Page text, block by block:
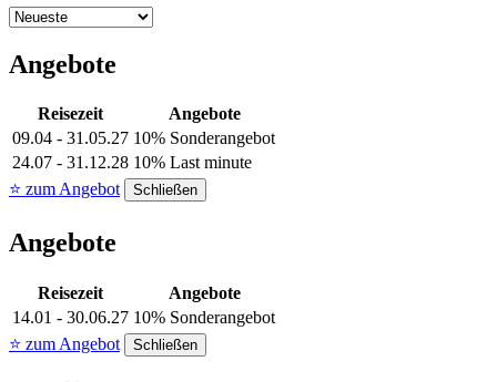
Angebote
Reisezeit
Angebote
09.04 - 31.05.27 10% Sonderangebot
24.07 - 31.12.28 10% Last minute
⭐ zum Angebot
Schließen
Angebote
Reisezeit
Angebote
14.01 - 30.06.27 10% Sonderangebot
⭐ zum Angebot
Schließen